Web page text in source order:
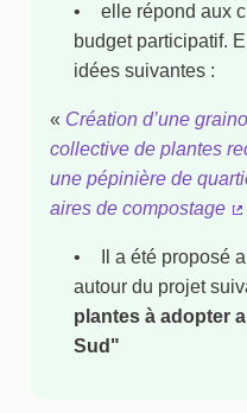
elle répond aux
budget participatif.
idées suivantes :
« Création d’une
collective de plantes
une pépinière de
aires de compostage
Il a été proposé
autour du projet
plantes à adopter
Sud"